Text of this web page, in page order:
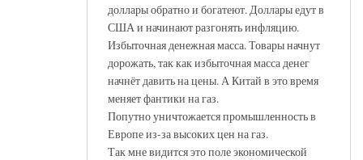
доллары обратно и богатеют. Доллары едут в
США и начинают разгонять инфляцию.
Избыточная денежная масса. Товары начнут
дорожать, так как избыточная масса денег
начнёт давить на цены. А Китай в это время
меняет фантики на газ.
Попутно уничтожается промышленность в
Европе из-за высоких цен на газ.
Так мне видится это поле экономической